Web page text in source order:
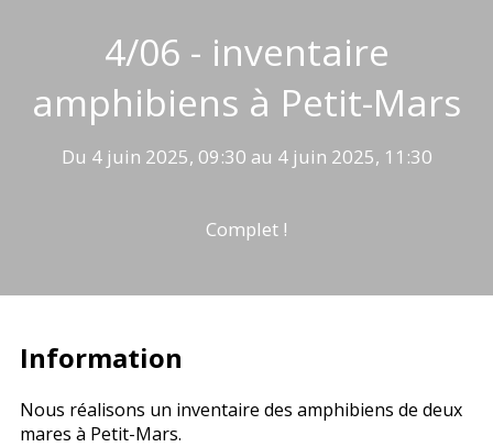
4/06 - inventaire
amphibiens à Petit-Mars
Du 4 juin 2025, 09:30 au 4 juin 2025, 11:30
Complet !
Information
Nous réalisons un inventaire des amphibiens de deux
mares à Petit-Mars.